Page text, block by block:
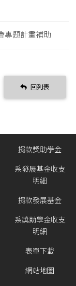
專題計畫補助
回列表
捐款獎助學金
系發展基金收支
明細
捐款發展基金
系獎助學金收支
明細
表單下載
網站地圖